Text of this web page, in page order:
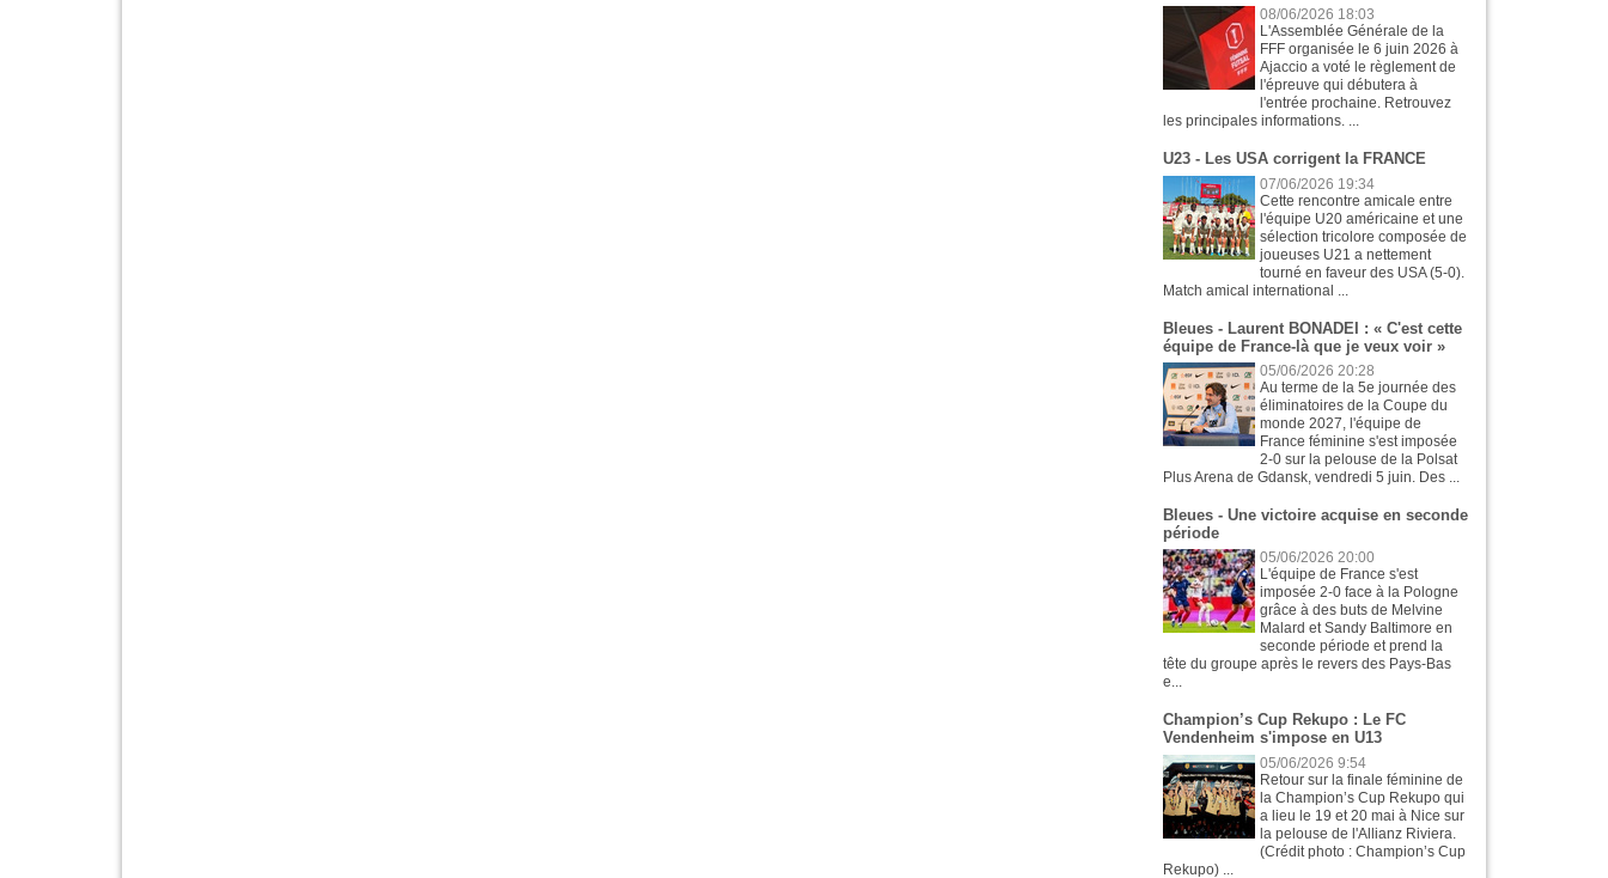
08/06/2026 18:03
L'Assemblée Générale de la
FFF organisée le 6 juin 2026 à
Ajaccio a voté le règlement de
l'épreuve qui débutera à
l'entrée prochaine. Retrouvez
les principales informations. ...
U23 - Les USA corrigent la FRANCE
07/06/2026 19:34
Cette rencontre amicale entre
l'équipe U20 américaine et une
sélection tricolore composée de
joueuses U21 a nettement
tourné en faveur des USA (5-0).
Match amical international ...
Bleues - Laurent BONADEI : « C'est cette
équipe de France-là que je veux voir »
05/06/2026 20:28
Au terme de la 5e journée des
éliminatoires de la Coupe du
monde 2027, l'équipe de
France féminine s'est imposée
2-0 sur la pelouse de la Polsat
Plus Arena de Gdansk, vendredi 5 juin. Des ...
Bleues - Une victoire acquise en seconde
période
05/06/2026 20:00
L'équipe de France s'est
imposée 2-0 face à la Pologne
grâce à des buts de Melvine
Malard et Sandy Baltimore en
seconde période et prend la
tête du groupe après le revers des Pays-Bas
e...
Champion’s Cup Rekupo : Le FC
Vendenheim s'impose en U13
05/06/2026 9:54
Retour sur la finale féminine de
la Champion’s Cup Rekupo qui
a lieu le 19 et 20 mai à Nice sur
la pelouse de l'Allianz Riviera.
(Crédit photo : Champion’s Cup
Rekupo) ...